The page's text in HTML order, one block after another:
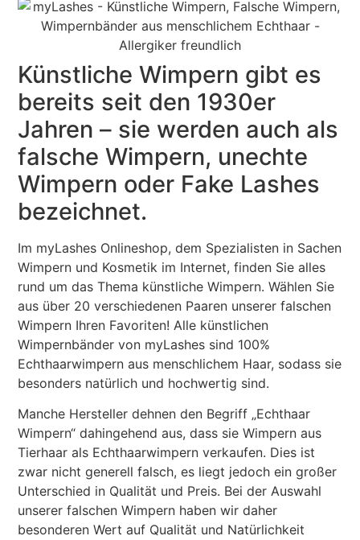
Künstliche Wimpern gibt es
bereits seit den 1930er
Jahren – sie werden auch als
falsche Wimpern, unechte
Wimpern oder Fake Lashes
bezeichnet.
Im myLashes Onlineshop, dem Spezialisten in Sachen
Wimpern und Kosmetik im Internet, finden Sie alles
rund um das Thema künstliche Wimpern. Wählen Sie
aus über 20 verschiedenen Paaren unserer falschen
Wimpern Ihren Favoriten! Alle künstlichen
Wimpernbänder von myLashes sind 100%
Echthaarwimpern aus menschlichem Haar, sodass sie
besonders natürlich und hochwertig sind.
Manche Hersteller dehnen den Begriff „Echthaar
Wimpern“ dahingehend aus, dass sie Wimpern aus
Tierhaar als Echthaarwimpern verkaufen. Dies ist
zwar nicht generell falsch, es liegt jedoch ein großer
Unterschied in Qualität und Preis. Bei der Auswahl
unserer falschen Wimpern haben wir daher
besonderen Wert auf Qualität und Natürlichkeit